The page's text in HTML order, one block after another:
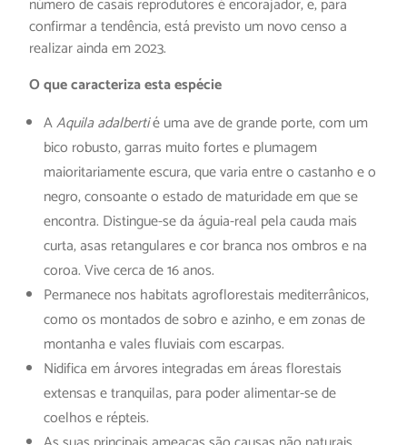
número de casais reprodutores é encorajador, e, para
confirmar a tendência, está previsto um novo censo a
realizar ainda em 2023.
O que caracteriza esta espécie
AAquila adalbertié uma ave de grande porte, com um
bico robusto, garras muito fortes e plumagem
maioritariamente escura, que varia entre o castanho e o
negro, consoante o estado de maturidade em que se
encontra. Distingue-se da águia-real pela cauda mais
curta, asas retangulares e cor branca nos ombros e na
coroa. Vive cerca de 16 anos.
Permanece nos habitats agroflorestais mediterrânicos,
como os montados de sobro e azinho, e em zonas de
montanha e vales fluviais com escarpas.
Nidifica em árvores integradas em áreas florestais
extensas e tranquilas, para poder alimentar-se de
coelhos e répteis.